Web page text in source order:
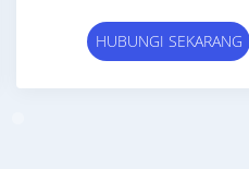
HUBUNGI SEKARANG